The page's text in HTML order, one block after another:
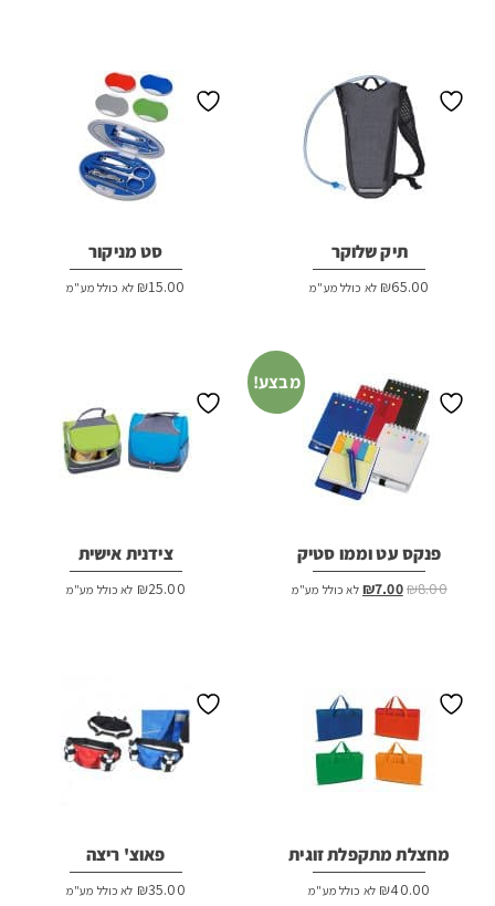
תיק שלוקר
₪65.00 לא כולל מע"מ
סט מניקור
₪15.00 לא כולל מע"מ
מבצע!
פנקס עט וממו סטיק
₪8.00
המחיר
₪7.00 המחיר
לא כולל מע"מ
צידנית אישית
₪25.00 לא כולל מע"מ
מחצלת מתקפלת זוגית
₪40.00 לא כולל מע"מ
פאוצ' ריצה
₪35.00 לא כולל מע"מ